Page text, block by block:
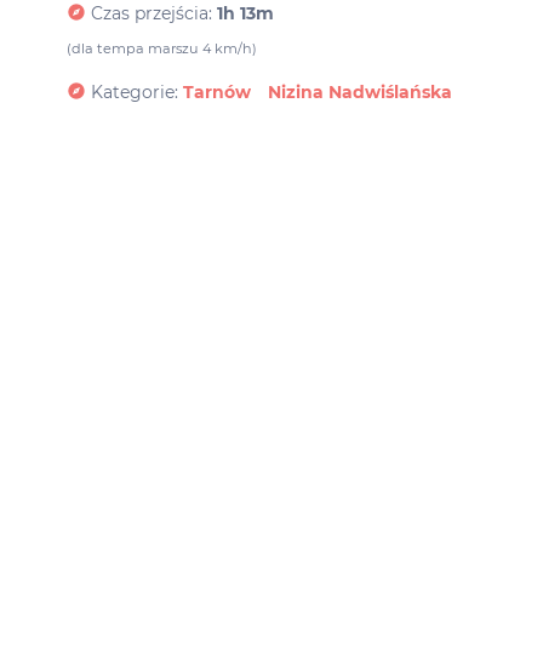
Czas przejścia: 1h 13m
(dla tempa marszu 4 km/h)
Kategorie: Tarnów Nizina Nadwiślańska